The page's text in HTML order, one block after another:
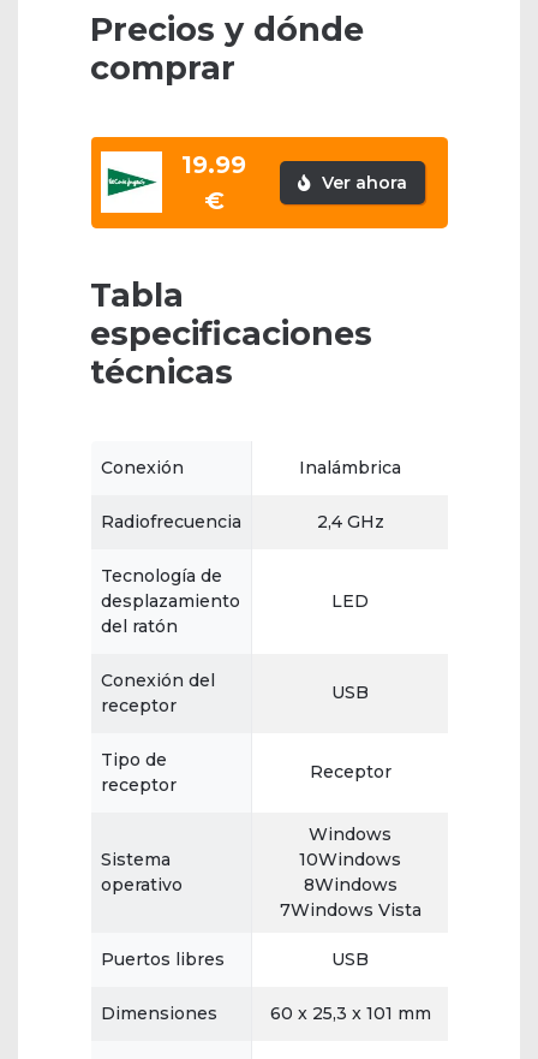
Precios y dónde
comprar
19.99
€
Ver ahora
Tabla
especificaciones
técnicas
Conexión Inalámbrica
Radiofrecuencia 2,4 GHz
Tecnología de
desplazamiento
del ratón
LED
Conexión del
receptor
USB
Tipo de
receptor
Receptor
Sistema
operativo
Windows
10Windows
8Windows
7Windows Vista
Puertos libres USB
Dimensiones 60 x 25,3 x 101 mm